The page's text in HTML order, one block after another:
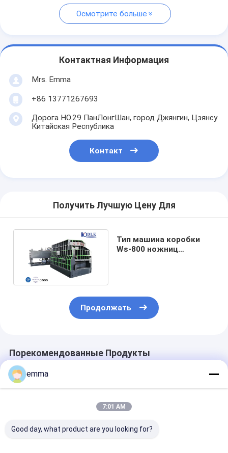
Осмотрите больше
Контактная Информация
Mrs. Emma
+86 13771267693
Дорога НО.29 ПанЛонгШан, город Джянгин, Цзянсу
Китайская Республика
Контакт
Получить Лучшую Цену Для
Тип машина коробки
Ws-800 ножниц
Продолжать
Порекомендованные Продукты
emma
7:01 AM
Good day, what product are you looking for?